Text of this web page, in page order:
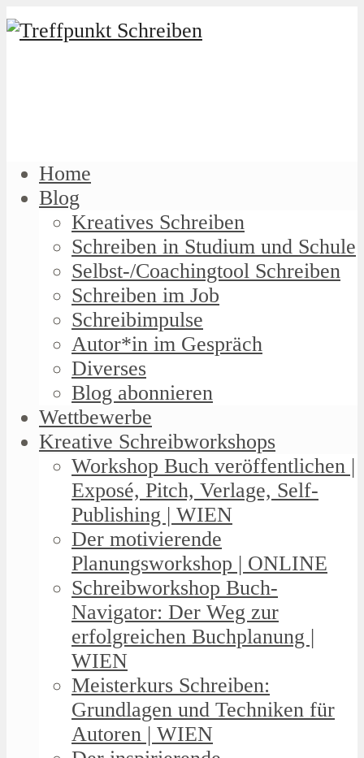
Home
Blog
Kreatives Schreiben
Schreiben in Studium und Schule
Selbst-/Coachingtool Schreiben
Schreiben im Job
Schreibimpulse
Autor*in im Gespräch
Diverses
Blog abonnieren
Wettbewerbe
Kreative Schreibworkshops
Workshop Buch veröffentlichen |
Exposé, Pitch, Verlage, Self-
Publishing | WIEN
Der motivierende
Planungsworkshop | ONLINE
Schreibworkshop Buch-
Navigator: Der Weg zur
erfolgreichen Buchplanung |
WIEN
Meisterkurs Schreiben:
Grundlagen und Techniken für
Autoren | WIEN